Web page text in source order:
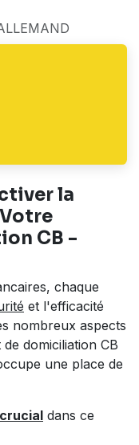
la
CB -
chaque
et l'efficacité
nombreux aspects
domiciliation CB
une place de
dans ce